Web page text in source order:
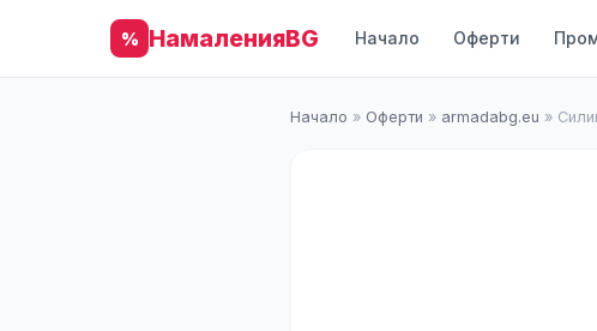
% НамаленияBG Начало Оферти
Начало » Оферти » armadabg.eu »